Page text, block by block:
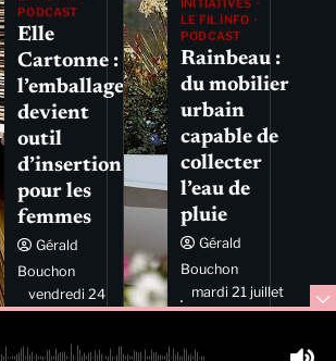
PODCAST
Elle
Cartonne :
l’emballage
devient
outil
d’insertion
pour les
femmes
Gérald
Bouchon
vendredi 24
juillet 2026
INITIATIVES
LE FIL INFO
PODCAST
Rainbeau :
du mobilier
urbain
capable de
collecter
l’eau de
pluie
Gérald
Bouchon
mardi 21 juillet
2026 11:44